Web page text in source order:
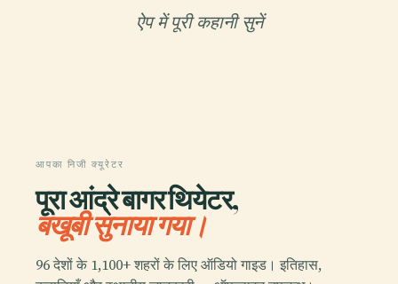
ऐप में पूरी कहानी सुनें
आपका निजी क्यूरेटर
पूरा आंद्रे बागर थियेटर,
बखूबी सुनाया गया।
96 देशों के 1,100+ शहरों के लिए ऑडियो गाइड। इतिहास,